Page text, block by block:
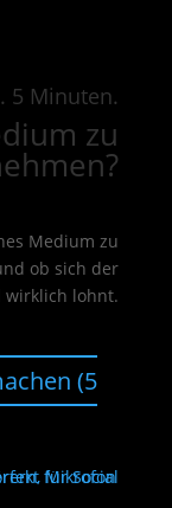
5 Minuten.
zu
Medium zu
ob sich der
wirklich lohnt.
(5